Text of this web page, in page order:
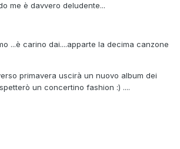
me è davvero deludente...
...è carino dai....apparte la decima canzone
primavera uscirà un nuovo album dei
un concertino fashion :) ....